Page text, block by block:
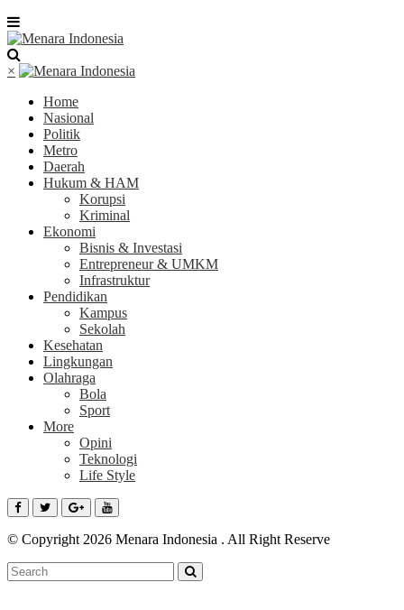
×
Home
Nasional
Politik
Metro
Daerah
Hukum & HAM
Korupsi
Kriminal
Ekonomi
Bisnis & Investasi
Entrepreneur & UMKM
Infrastruktur
Pendidikan
Kampus
Sekolah
Kesehatan
Lingkungan
Olahraga
Bola
Sport
More
Opini
Teknologi
Life Style
© Copyright 2026 Menara Indonesia . All Right Reserve